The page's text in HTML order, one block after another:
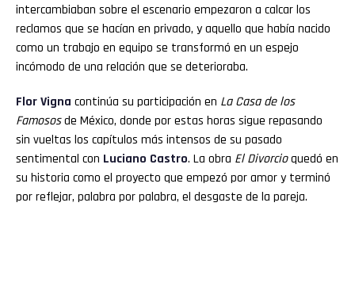
intercambiaban sobre el escenario empezaron a calcar los
reclamos que se hacían en privado, y aquello que había nacido
como un trabajo en equipo se transformó en un espejo
incómodo de una relación que se deterioraba.
FlorVigna continúa su participación en La Casa de los
Famososde México, donde por estas horas sigue repasando
sin vueltas los capítulos más intensos de su pasado
sentimental con Luciano Castro. La obra El Divorcioquedó en
su historia como el proyecto que empezó por amor y terminó
por reflejar, palabra por palabra, el desgaste de la pareja.